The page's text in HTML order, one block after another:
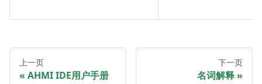
上一页
AHMI IDE用户手册
下一页
名词解释